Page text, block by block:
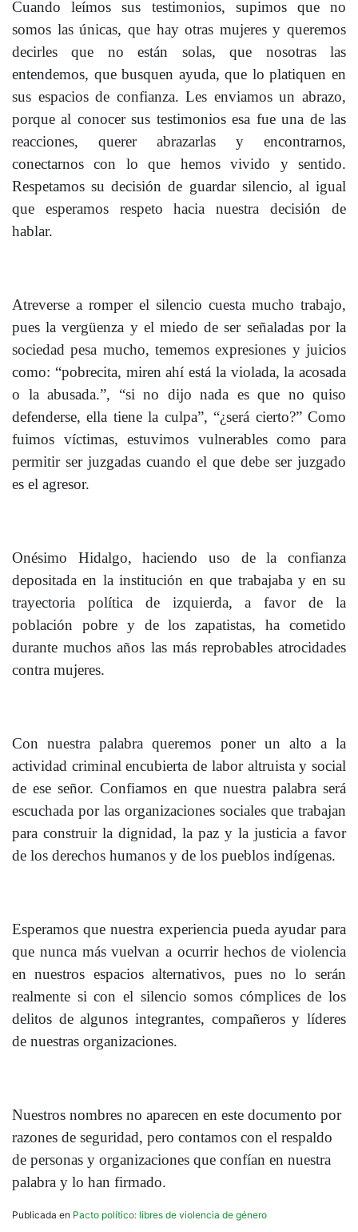
Cuando leímos sus testimonios, supimos que no
somos las únicas, que hay otras mujeres y queremos
decirles que no están solas, que nosotras las
entendemos, que busquen ayuda, que lo platiquen en
sus espacios de confianza. Les enviamos un abrazo,
porque al conocer sus testimonios esa fue una de las
reacciones, querer abrazarlas y encontrarnos,
conectarnos con lo que hemos vivido y sentido.
Respetamos su decisión de guardar silencio, al igual
que esperamos respeto hacia nuestra decisión de
hablar.
Atreverse a romper el silencio cuesta mucho trabajo,
pues la vergüenza y el miedo de ser señaladas por la
sociedad pesa mucho, tememos expresiones y juicios
como: “pobrecita, miren ahí está la violada, la acosada
o la abusada.”, “si no dijo nada es que no quiso
defenderse, ella tiene la culpa”, “¿será cierto?” Como
fuimos víctimas, estuvimos vulnerables como para
permitir ser juzgadas cuando el que debe ser juzgado
es el agresor.
Onésimo Hidalgo, haciendo uso de la confianza
depositada en la institución en que trabajaba y en su
trayectoria política de izquierda, a favor de la
población pobre y de los zapatistas, ha cometido
durante muchos años las más reprobables atrocidades
contra mujeres.
Con nuestra palabra queremos poner un alto a la
actividad criminal encubierta de labor altruista y social
de ese señor. Confiamos en que nuestra palabra será
escuchada por las organizaciones sociales que trabajan
para construir la dignidad, la paz y la justicia a favor
de los derechos humanos y de los pueblos indígenas.
Esperamos que nuestra experiencia pueda ayudar para
que nunca más vuelvan a ocurrir hechos de violencia
en nuestros espacios alternativos, pues no lo serán
realmente si con el silencio somos cómplices de los
delitos de algunos integrantes, compañeros y líderes
de nuestras organizaciones.
Nuestros nombres no aparecen en este documento por
razones de seguridad, pero contamos con el respaldo
de personas y organizaciones que confían en nuestra
palabra y lo han firmado.
Publicada en Pacto político: libres de violencia de género